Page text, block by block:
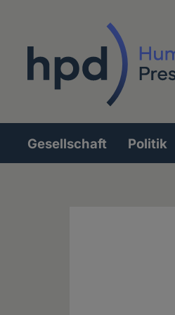
Hauptnavigation
Gesellschaft Politik